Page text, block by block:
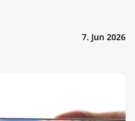
7. Jun 2026